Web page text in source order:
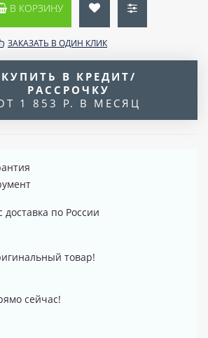
В КОРЗИНУ
ЗАКАЗАТЬ В ОДИН КЛИК
КУПИТЬ В КРЕДИТ/
РАССРОЧКУ
1 853 Р. В МЕСЯЦ
доставка по России
товар!
сейчас!